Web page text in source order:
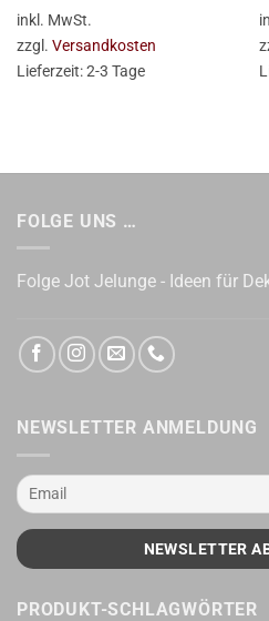
inkl. MwSt.
zzgl. Versandkosten
Lieferzeit:2-3 Tage
FOLGE UNS …
Folge Jot Jelunge - Ideen für
NEWSLETTER ANMELDUNG
PRODUKT-SCHLAGWÖRTER